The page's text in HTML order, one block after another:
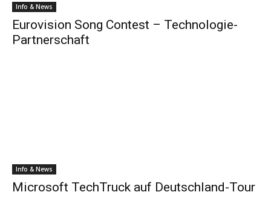
Info & News
Eurovision Song Contest – Technologie-
Partnerschaft
Info & News
Microsoft TechTruck auf Deutschland-Tour